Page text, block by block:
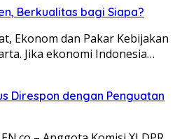
Berkualitas bagi Siapa?
Ekonom dan Pakar Kebijakan
Jika ekonomi Indonesia…
Direspon dengan Penguatan